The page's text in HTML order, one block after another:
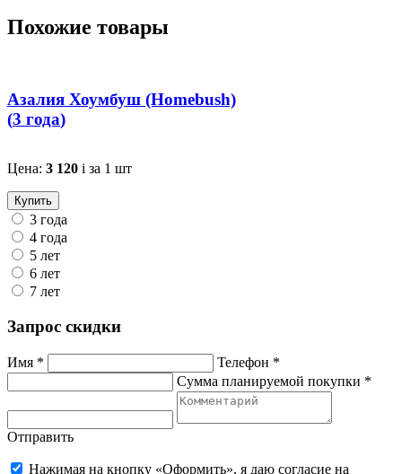
Похожие товары
Азалия Хоумбуш (Homebush)
(3 года)
Цена: 3 120 i за 1 шт
Купить
3 года
4 года
5 лет
6 лет
7 лет
Запрос скидки
Имя *
Телефон *
Сумма планируемой покупки *
Отправить
Нажимая на кнопку «Оформить», я даю согласие на